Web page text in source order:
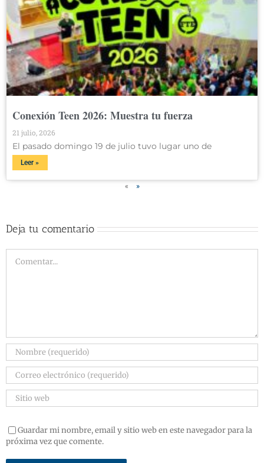
Conexión Teen 2026: Muestra tu fuerza
21 julio, 2026
El pasado domingo 19 de julio tuvo lugar uno de
Leer »
« »
Deja tu comentario
Guardar mi nombre, email y sitio web en este navegador para la
próxima vez que comente.